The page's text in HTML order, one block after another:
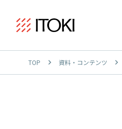
TOP 資料・コンテンツ